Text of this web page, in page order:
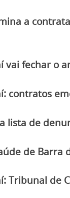
a
vai fechar o
contratos
lista de
de
Tribunal de